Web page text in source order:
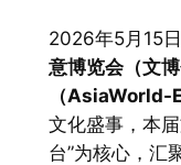
2026年5月15日
意博览会（文博
（AsiaWorld-
文化盛事，本
台”为核心，汇